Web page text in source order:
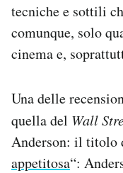
tecniche e sottili
comunque, solo
cinema e,
Una delle
quella del Wall
Anderson: il titolo
appetitosa“: